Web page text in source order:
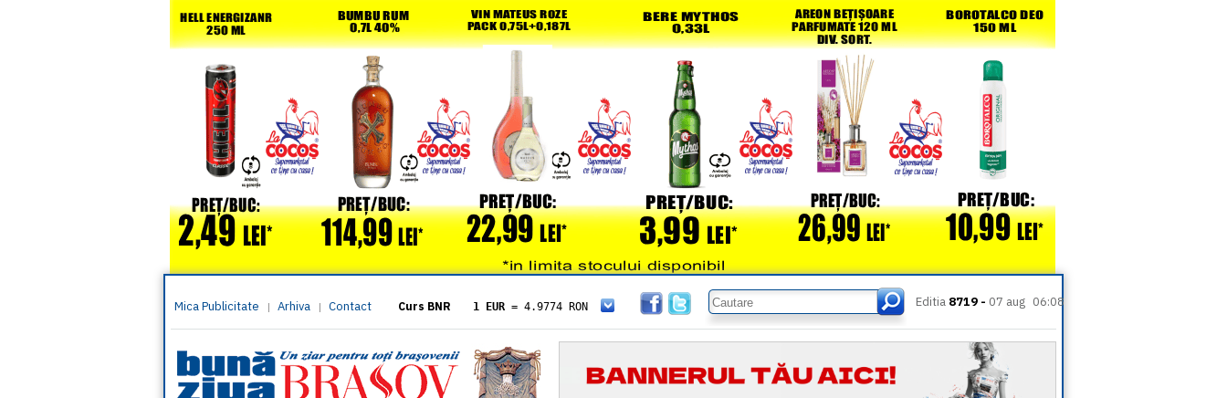
Mica Publicitate | Arhiva | Contact Curs BNR 1 EUR = 4.9774 RON
= 5.8304 RON
1 XAU= 464.4611 RON
1 AED= 1.1933 RON
1 AUD= 2.7957 RON
Editia 8719 - 07 aug 06:08